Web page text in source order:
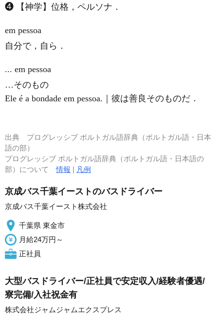
❹ 【神学】位格，ペルソナ．
em pessoa
自分で，自ら．
... em pessoa
…そのもの
Ele é a bondade em pessoa.｜彼は善良そのものだ．
出典 プログレッシブ ポルトガル語辞典（ポルトガル語・日本
語の部）
プログレッシブ ポルトガル語辞典（ポルトガル語・日本語の
部）について情報 | 凡例
京成バス千葉イーストのバスドライバー
京成バス千葉イースト株式会社
千葉県 東金市
月給24万円～
正社員
大型バスドライバー/正社員で安定収入/経験者優遇/
寮完備/入社祝金有
株式会社ジャムジャムエクスプレス